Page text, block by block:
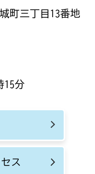
町三丁目13番地
15分
ス